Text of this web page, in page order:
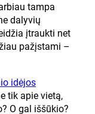
tampa
dalyvių
įtraukti net
pažįstami –
idėjos
tik apie vietą,
O gal iššūkio?